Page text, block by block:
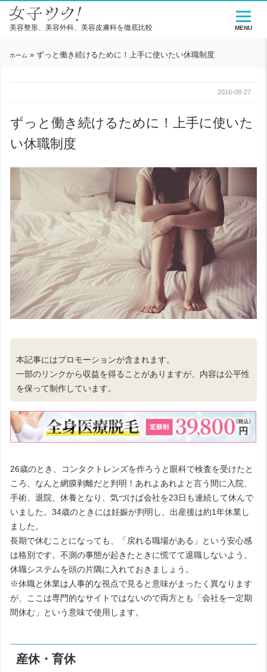
美容整形、美容外科、美容皮膚科を徹底比較
ホーム » ずっと働き続けるために！上手に使いたい休職制度
2016-08-27
ずっと働き続けるために！上手に使いた
い休職制度
本記事にはプロモーションが含まれます。
一部のリンクから収益を得ることがありますが、内容は公平性
を保って制作しています。
26歳のとき、コンタクトレンズを作ろうと眼科で検査を受けたと
ころ、なんと網膜剥離だと判明！あれよあれよと言う間に入院、
手術、退院、休養となり、気づけば会社を23日も連続して休んで
いました。34歳のときには妊娠が判明し、出産後は約1年休業し
ました。
長期で休むことになっても、「戻れる職場がある」という安心感
は格別です。不測の事態が起きたときに慌てて退職しないよう、
休職システムを頭の片隅に入れておきましょう。
※休職と休業は人事的な視点で見ると意味がまったく異なります
が、ここは専門的なサイトではないので両方とも「会社を一定期
間休む」という意味で使用します。
産休・育休
MENU